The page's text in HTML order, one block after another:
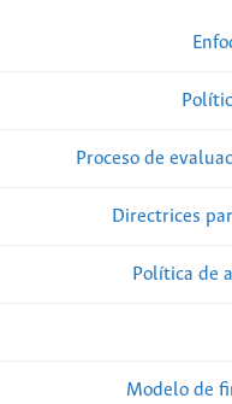
Proceso de
Directrices
Política de
Modelo de